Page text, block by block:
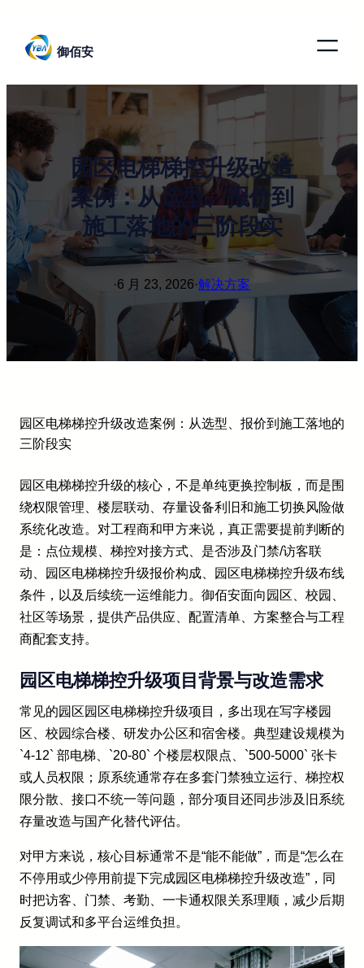
御佰安
园区电梯梯控升级改造
案例：从选型、报价到
施工落地的三阶段实
·6 月 23, 2026·解决方案
园区电梯梯控升级改造案例：从选型、报价到施工落地的
三阶段实
园区电梯梯控升级的核心，不是单纯更换控制板，而是围
绕权限管理、楼层联动、存量设备利旧和施工切换风险做
系统化改造。对工程商和甲方来说，真正需要提前判断的
是：点位规模、梯控对接方式、是否涉及门禁/访客联
动、园区电梯梯控升级报价构成、园区电梯梯控升级布线
条件，以及后续统一运维能力。御佰安面向园区、校园、
社区等场景，提供产品供应、配置清单、方案整合与工程
商配套支持。
园区电梯梯控升级项目背景与改造需求
常见的园区园区电梯梯控升级项目，多出现在写字楼园
区、校园综合楼、研发办公区和宿舍楼。典型建设规模为
`4-12` 部电梯、`20-80` 个楼层权限点、`500-5000` 张卡
或人员权限；原系统通常存在多套门禁独立运行、梯控权
限分散、接口不统一等问题，部分项目还同步涉及旧系统
存量改造与国产化替代评估。
对甲方来说，核心目标通常不是“能不能做”，而是“怎么在
不停用或少停用前提下完成园区电梯梯控升级改造”，同
时把访客、门禁、考勤、一卡通权限关系理顺，减少后期
反复调试和多平台运维负担。